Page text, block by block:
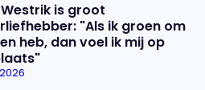
is groot
"Als ik groen om
heb, dan voel ik mij op